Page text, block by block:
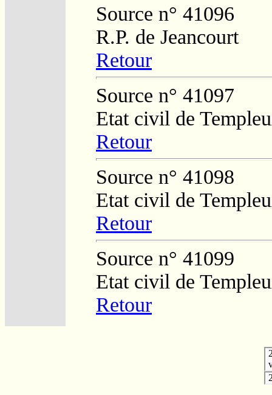
Source n° 41096
R.P. de Jeancourt
Retour
Source n° 41097
Etat civil de
Retour
Source n° 41098
Etat civil de
Retour
Source n° 41099
Etat civil de
Retour